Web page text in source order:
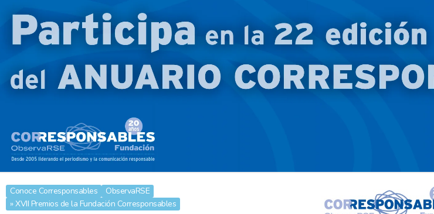
Conoce Corresponsables
ObservaRSE
» XVII Premios de la Fundación Corresponsables